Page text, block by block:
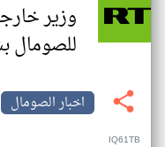
وزير
للصومال
اخبار الصومال
IQ61TB